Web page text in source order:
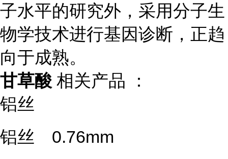
子水平的研究外，采用分子生
物学技术进行基因诊断，正趋
向于成熟。
甘草酸 相关产品 ：
铝丝
铝丝 0.76mm